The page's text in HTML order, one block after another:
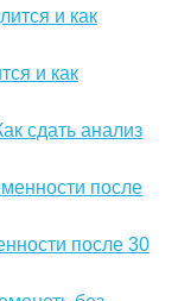
и как
сдать анализ
после 30